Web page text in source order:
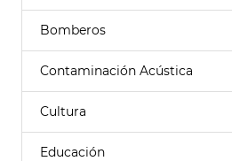
Bomberos
Contaminación Acústica
Cultura
Educación